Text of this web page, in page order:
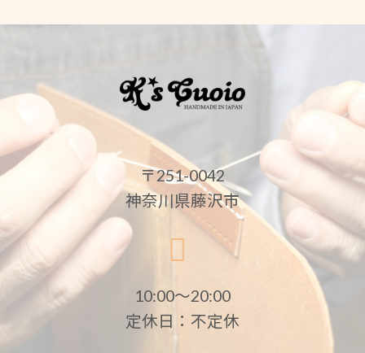
〒251-0042
神奈川県藤沢市
10:00〜20:00
定休日：不定休